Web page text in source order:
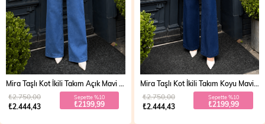
₺2.444,43
₺2.750,00 Sepette %10
₺2199,99
Mira Taşlı Kot İkili Takım Koyu Mavi 19286
₺2.444,43
₺2.750,00 Sepette %10
₺2199,99